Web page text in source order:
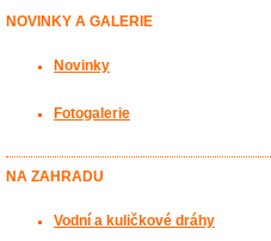
NOVINKY A GALERIE
Novinky
Fotogalerie
NA ZAHRADU
Vodní a kuličkové dráhy